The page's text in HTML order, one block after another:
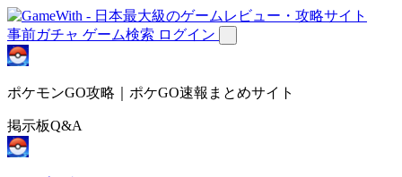
事前ガチャ ゲーム検索 ログイン
ポケモンGO攻略｜ポケGO速報まとめサイト
掲示板Q&A